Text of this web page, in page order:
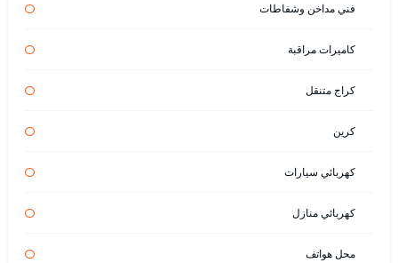
فني مداخن وشفاطات
كاميرات مراقبة
كراج متنقل
كرين
كهربائي سيارات
كهربائي منازل
محل هواتف